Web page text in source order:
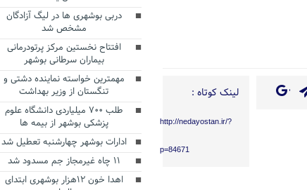
لینک کوتاه :
http://nedayostan.ir/?
p=84671
دربی بوشهری ها در لیگ آزادگان
مشخص شد
افتتاح نخستین مرکز پرتودرمانی
بیماران سرطانی بوشهر
مهمترین خواسته نماینده دشتی و
تنگستان از وزیر بهداشت
طلب ۷۰۰ میلیاردی دانشگاه علوم
پزشکی بوشهر از بیمه ها
ادارات بوشهر چهارشنبه تعطیل شد
۱۱ چاه غیرمجاز جم مسدود شد
اهدا خون ۱۲هزار بوشهری ابتدای